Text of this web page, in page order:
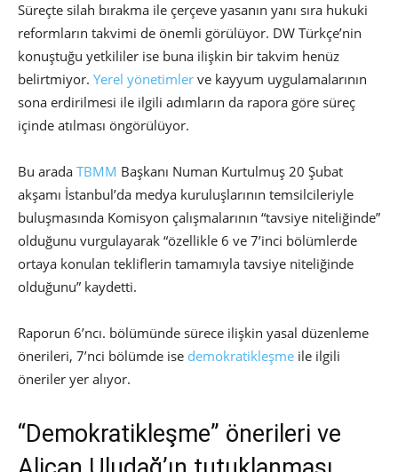
Süreçte silah bırakma ile çerçeve yasanın yanı sıra hukuki
reformların takvimi de önemli görülüyor. DW Türkçe’nin
konuştuğu yetkililer ise buna ilişkin bir takvim henüz
belirtmiyor. Yerel yönetimler ve kayyum uygulamalarının
sona erdirilmesi ile ilgili adımların da rapora göre süreç
içinde atılması öngörülüyor.
Bu arada TBMM Başkanı Numan Kurtulmuş 20 Şubat
akşamı İstanbul’da medya kuruluşlarının temsilcileriyle
buluşmasında Komisyon çalışmalarının “tavsiye niteliğinde”
olduğunu vurgulayarak “özellikle 6 ve 7’inci bölümlerde
ortaya konulan tekliflerin tamamıyla tavsiye niteliğinde
olduğunu” kaydetti.
Raporun 6’ncı. bölümünde sürece ilişkin yasal düzenleme
önerileri, 7’nci bölümde ise demokratikleşme ile ilgili
öneriler yer alıyor.
“Demokratikleşme” önerileri ve